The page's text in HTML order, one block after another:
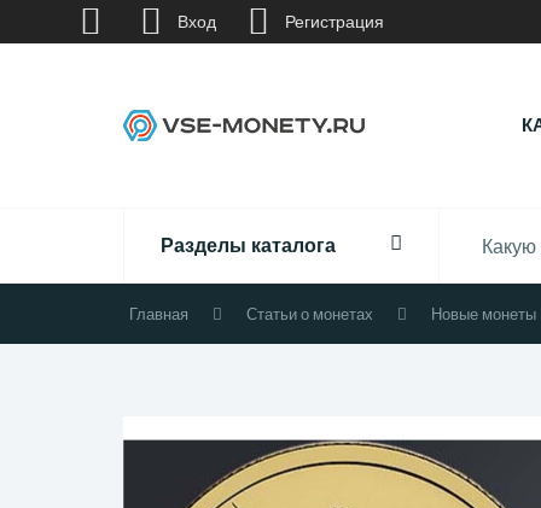
Разделы каталога
Главная Статьи о монетах Новые монеты
Вход Регистрация